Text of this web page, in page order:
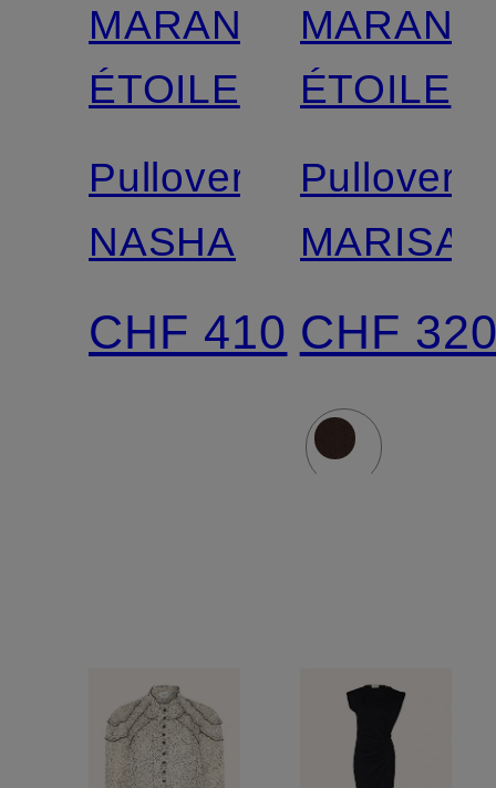
Zertifiziert
MARANT
ÉTOILE
Pullover
NASHA
CHF 410
Zertifiziert
MARANT
ÉTOILE
Pullover
CHF